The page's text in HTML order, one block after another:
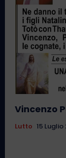
Vincenzo
Lutto 15